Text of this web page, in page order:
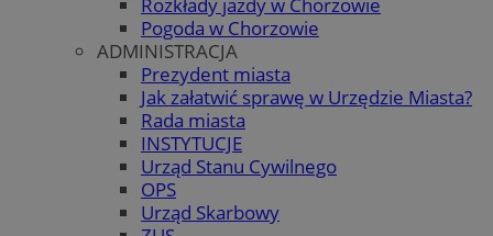
Pogoda w Chorzowie
ADMINISTRACJA
Prezydent miasta
Jak załatwić sprawę w Urzędzie Miasta?
Rada miasta
INSTYTUCJE
Urząd Stanu Cywilnego
OPS
Urząd Skarbowy